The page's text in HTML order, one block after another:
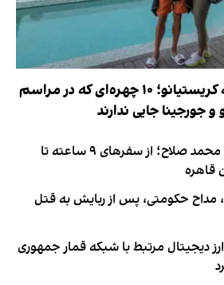
لیست ممنوعه کریستیانو؛ ۱۰ چهره‌ای که در مراسم
جورجینا جایی ندارند
روایت فداکاری‌های محمد صلاح؛ از سفرهای ۹ ساعته تا
قاهره
مداح حکومتی، پس از ربایش به قتل
دیجیتال مرتبط با شبکه قمار جمهوری